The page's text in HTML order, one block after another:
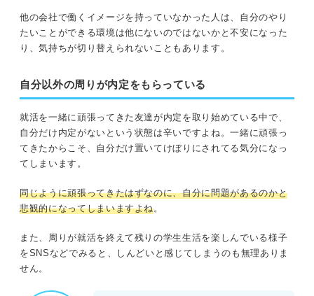
他の会社で働くイメージを持っていなかった人は、自分のやり
たいことができる環境は他にないのではないかと不安になった
り、気持ちが切り替えられないこともあります。
自分以外の周りが内定をもらっている
就活を一緒に頑張ってきた友達が内定を取り始めている中で、
自分だけ内定がないという状態は辛いですよね。一緒に頑張っ
てきたからこそ、自分だけ置いてけぼりにされてる気分になっ
てしまいます。
同じように頑張ってきたはずなのに、自分に問題があるのかと
悲観的になってしまいますよね。
また、周りが就活を終えて残りの学生生活を楽しんでいる様子
をSNSなどでみると、しんどいと感じてしまうのも無理ありま
せん。